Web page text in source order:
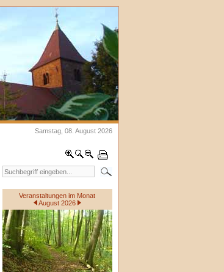
Samstag, 08. August 2026
Veranstaltungen im Monat
August 2026